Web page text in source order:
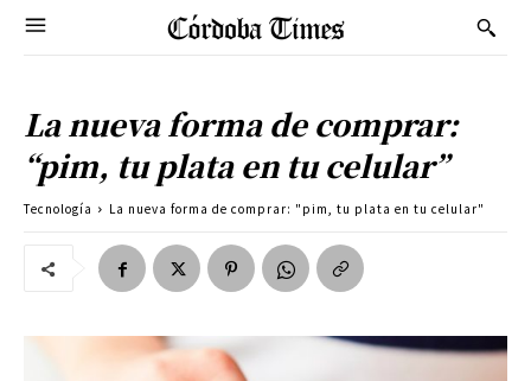
La nueva forma de comprar:
“pim, tu plata en tu celular”
Tecnología La nueva forma de comprar: "pim, tu plata en tu celular"